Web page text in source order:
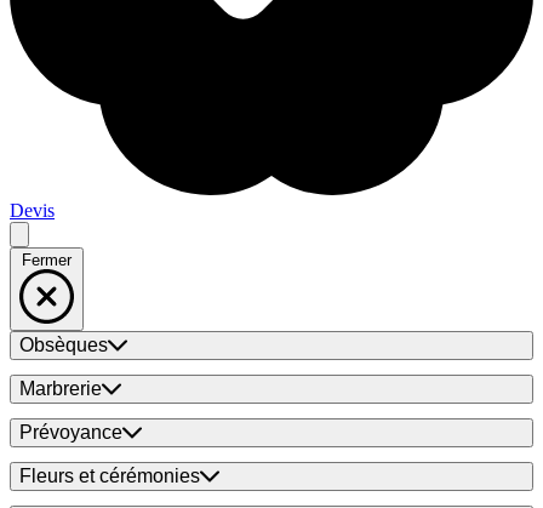
Devis
Fermer
Obsèques
Marbrerie
Prévoyance
Fleurs et cérémonies